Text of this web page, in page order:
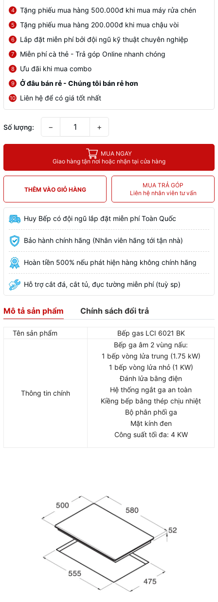
4 Tặng phiếu mua hàng 500.000đ khi mua máy rửa chén
5 Tặng phiếu mua hàng 200.000đ khi mua chậu vòi
6 Lắp đặt miễn phí bởi đội ngũ kỹ thuật chuyên nghiệp
7 Miễn phí cà thẻ - Trả góp Online nhanh chóng
8 Ưu đãi khi mua combo
9 Ở đâu bán rẻ - Chúng tôi bán rẻ hơn
10 Liên hệ để có giá tốt nhất
Số lượng: − +
MUA NGAY
Giao hàng tận nơi hoặc nhận tại cửa hàng
THÊM VÀO GIỎ HÀNG
MUA TRẢ GÓP
Liên hệ nhân viên tư vấn
Huy Bếp có đội ngũ lắp đặt miễn phí Toàn Quốc
Bảo hành chính hãng (Nhân viên hãng tới tận nhà)
Hoàn tiền 500% nếu phát hiện hàng không chính hãng
Hỗ trợ cắt đá, cắt tủ, đục tường miễn phí (tuỳ sp)
Mô tả sản phẩm Chính sách đổi trả
Tên sản phẩm Bếp gas LCI 6021 BK
Thông tin chính
Bếp ga âm 2 vùng nấu:
1 bếp vòng lửa trung (1.75 kW)
1 bếp vòng lửa nhỏ (1 KW)
Đánh lửa bằng điện
Hệ thống ngắt ga an toàn
Kiềng bếp bằng thép chịu nhiệt
Bộ phân phối ga
Mặt kính đen
Công suất tối đa: 4 KW